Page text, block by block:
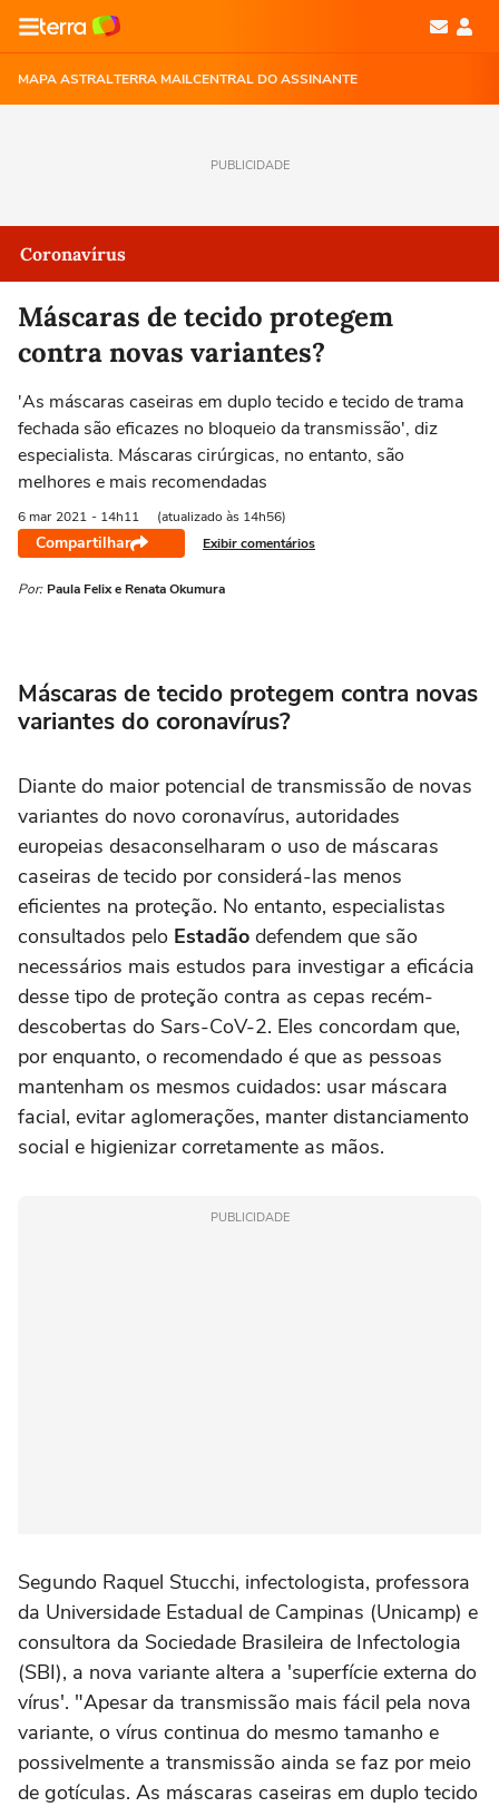
MAPA ASTRALTERRA MAILCENTRAL DO ASSINANTE
PUBLICIDADE
Coronavírus
Máscaras de tecido protegem
contra novas variantes?
'As máscaras caseiras em duplo tecido e tecido de trama
fechada são eficazes no bloqueio da transmissão', diz
especialista. Máscaras cirúrgicas, no entanto, são
melhores e mais recomendadas
6 mar 2021 - 14h11 (atualizado às 14h56)
Compartilhar Exibir comentários
Por: Paula Felix e Renata Okumura
Máscaras de tecido protegem contra novas
variantes do coronavírus?
Diante do maior potencial de transmissão de novas
variantes do novo coronavírus, autoridades
europeias desaconselharam o uso de máscaras
caseiras de tecido por considerá-las menos
eficientes na proteção. No entanto, especialistas
consultados pelo Estadão defendem que são
necessários mais estudos para investigar a eficácia
desse tipo de proteção contra as cepas recém-
descobertas do Sars-CoV-2. Eles concordam que,
por enquanto, o recomendado é que as pessoas
mantenham os mesmos cuidados: usar máscara
facial, evitar aglomerações, manter distanciamento
social e higienizar corretamente as mãos.
PUBLICIDADE
Segundo Raquel Stucchi, infectologista, professora
da Universidade Estadual de Campinas (Unicamp) e
consultora da Sociedade Brasileira de Infectologia
(SBI), a nova variante altera a 'superfície externa do
vírus'. "Apesar da transmissão mais fácil pela nova
variante, o vírus continua do mesmo tamanho e
possivelmente a transmissão ainda se faz por meio
de gotículas. As máscaras caseiras em duplo tecido